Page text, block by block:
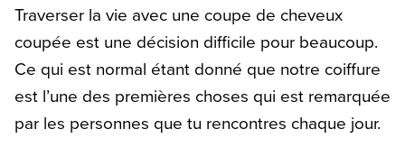
Traverser la vie avec une coupe de cheveux
coupée est une décision difficile pour beaucoup.
Ce qui est normal étant donné que notre coiffure
est l’une des premières choses qui est remarquée
par les personnes que tu rencontres chaque jour.